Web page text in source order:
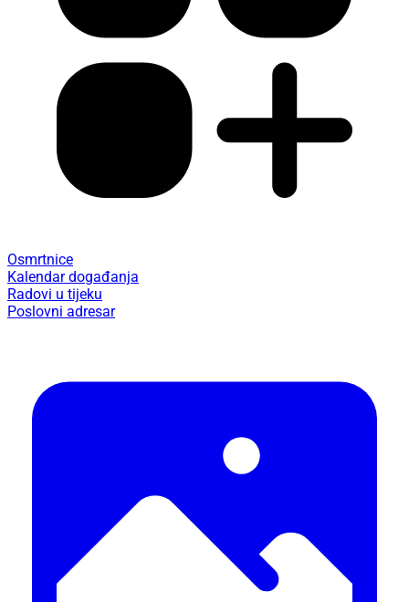
Osmrtnice
Kalendar događanja
Radovi u tijeku
Poslovni adresar